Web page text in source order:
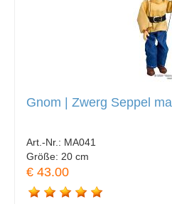
Gnom | Zwerg Seppel
Art.-Nr.: MA041
Größe: 20 cm
€ 43.00